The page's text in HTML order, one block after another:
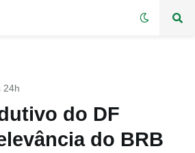
24h
do DF
do BRB